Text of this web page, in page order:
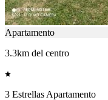
Apartamento
3.3km del centro
3 Estrellas Apartamento